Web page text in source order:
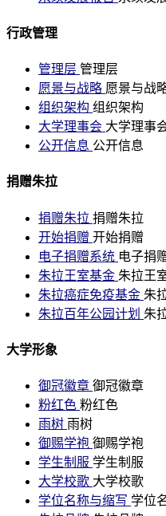
行政管理
管理层 管理层
愿景与战略 愿景与战
组织架构 组织架构
大学理事会 大学理事
公开信息 公开信息
捐赠朱拉
捐赠朱拉 捐赠朱拉
开始捐赠 开始捐赠
电子捐赠系统 电子捐
朱拉王室基金 朱拉王
朱拉癌症免疫基金 朱
朱拉百年公园计划 朱
大学形象
御冠徽章 御冠徽章
粉红色 粉红色
雨树 雨树
御赐学袍 御赐学袍
学生制服 学生制服
大学校歌 大学校歌
学位名称与缩写 学位